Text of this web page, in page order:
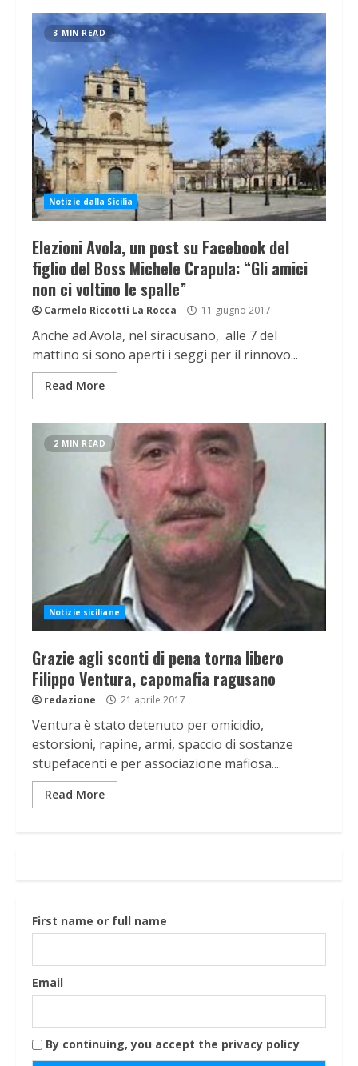
3 MIN READ
Notizie dalla Sicilia
Elezioni Avola, un post su Facebook del
figlio del Boss Michele Crapula: “Gli amici
non ci voltino le spalle”
Carmelo Riccotti La Rocca 11 giugno 2017
Anche ad Avola, nel siracusano, alle 7 del
mattino si sono aperti i seggi per il rinnovo...
Read More
2 MIN READ
Notizie siciliane
Grazie agli sconti di pena torna libero
Filippo Ventura, capomafia ragusano
redazione 21 aprile 2017
Ventura è stato detenuto per omicidio,
estorsioni, rapine, armi, spaccio di sostanze
stupefacenti e per associazione mafiosa....
Read More
First name or full name
Email
By continuing, you accept the privacy policy